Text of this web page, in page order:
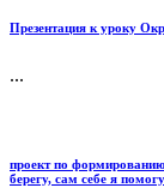
Презентация к уроку
...
проект по
берегу, сам себе я